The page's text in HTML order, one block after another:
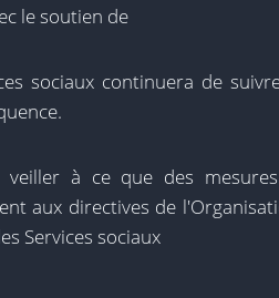
le soutien de
sociaux continuera de
à ce que des
aux directives de
Services sociaux